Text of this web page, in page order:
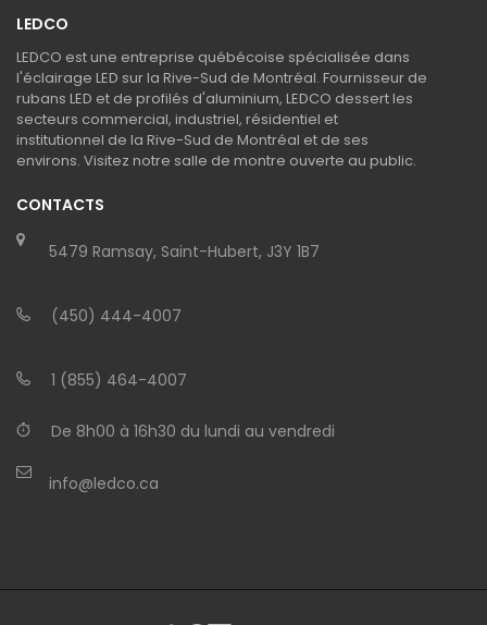
LEDCO
LEDCO est une entreprise québécoise spécialisée dans
l'éclairage LED sur la Rive-Sud de Montréal. Fournisseur de
rubans LED et de profilés d'aluminium, LEDCO dessert les
secteurs commercial, industriel, résidentiel et
institutionnel de la Rive-Sud de Montréal et de ses
environs. Visitez notre salle de montre ouverte au public.
CONTACTS
5479 Ramsay, Saint-Hubert, J3Y 1B7
(450) 444-4007
1 (855) 464-4007
De 8h00 à 16h30 du lundi au vendredi
info@ledco.ca